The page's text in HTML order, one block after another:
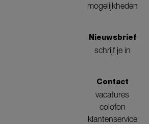
mogelijkheden
Nieuwsbrief
schrijf je in
Contact
vacatures
colofon
klantenservice